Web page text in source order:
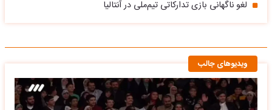
لغو ناگهانی بازی تدارکاتی تیم‌ملی در آنتالیا
ویدیوهای جالب